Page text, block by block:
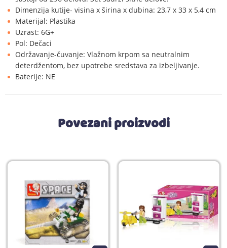
Dimenzija kutije- visina x širina x dubina: 23,7 x 33 x 5,4 cm
Materijal: Plastika
Uzrast: 6G+
Pol: Dečaci
Održavanje-čuvanje: Vlažnom krpom sa neutralnim
deterdžentom, bez upotrebe sredstava za izbeljivanje.
Baterije: NE
Povezani proizvodi